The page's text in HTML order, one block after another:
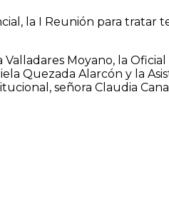
la I Reunión para tratar
Moyano, la
Quezada Alarcón y la
señora Claudia